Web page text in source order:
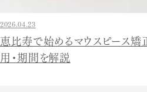
2026.04.23
恵比寿で始めるマウスピース矯正
用・期間を解説